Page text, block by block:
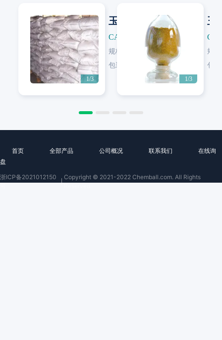
Next
1/3
玉米淀粉
CAS: 9005-25-8
规格:
99.5%
包装:
25 KG/塑编袋; 40 KG/塑编袋; 500 KG/吨袋; 800 KG/吨袋; 900 KG/吨袋
1/3
玉
规
包
首页 全部产品 公司概况 联系我们
在线询
盘
浙ICP备2021012150
Copyright © 2021-2022 Chemball.com. All Rights